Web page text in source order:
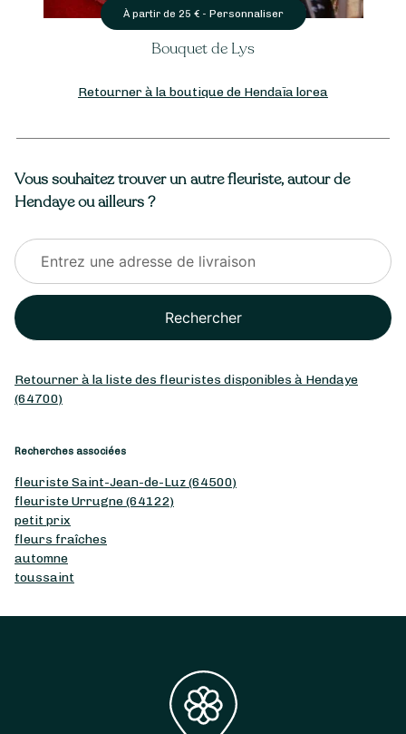
À partir de 25 € - Personnaliser
Bouquet de Lys
Retourner à la boutique de Hendaïa lorea
Vous souhaitez trouver un autre fleuriste, autour de
Hendaye ou ailleurs ?
Rechercher
Retourner à la liste des fleuristes disponibles à Hendaye
(64700)
Recherches associées
fleuriste Saint-Jean-de-Luz (64500)
fleuriste Urrugne (64122)
petit prix
fleurs fraîches
automne
toussaint